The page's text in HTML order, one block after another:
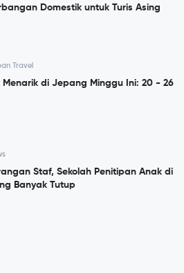
Domestik untuk Turis Asing
Travel
Menarik di Jepang Minggu Ini: 20 - 26
Staf, Sekolah Penitipan Anak di
Banyak Tutup